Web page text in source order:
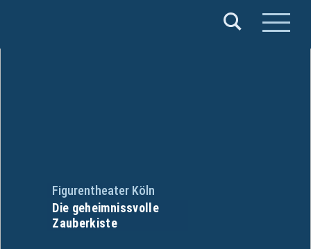
Figurentheater Köln
Die geheimnissvolle
Zauberkiste